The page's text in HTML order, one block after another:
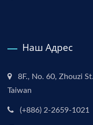
Наш Адрес
8F., No. 60, Zhouzi
Taiwan
(+886) 2-2659-1021